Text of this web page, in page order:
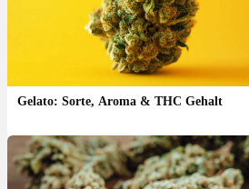
Gelato: Sorte, Aroma & THC Gehalt